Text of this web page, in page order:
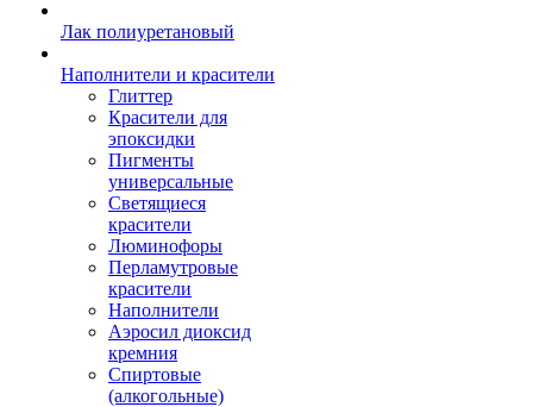
Лак полиуретановый
Наполнители и красители
Глиттер
Красители для
эпоксидки
Пигменты
универсальные
Светящиеся
красители
Люминофоры
Перламутровые
красители
Наполнители
Аэросил диоксид
кремния
Спиртовые
(алкогольные)